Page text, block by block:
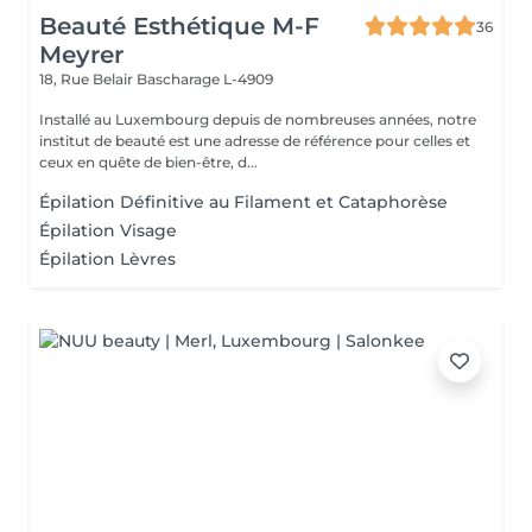
Beauté Esthétique M-F
Meyrer
36
18, Rue Belair Bascharage L-4909
Installé au Luxembourg depuis de nombreuses années, notre
institut de beauté est une adresse de référence pour celles et
ceux en quête de bien-être, d...
Épilation Définitive au Filament et Cataphorèse
Épilation Visage
Épilation Lèvres